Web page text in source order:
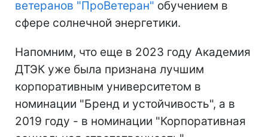
ветеранов "ПроВетеран" обучением в
сфере солнечной энергетики.
Напомним, что еще в 2023 году Академия
ДТЭК уже была признана лучшим
корпоративным университетом в
номинации "Бренд и устойчивость", а в
2019 году - в номинации "Корпоративная